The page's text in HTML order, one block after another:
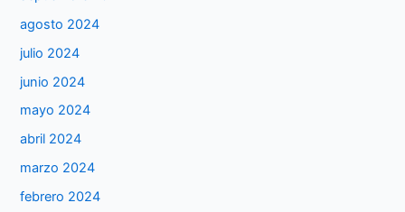
agosto 2024
julio 2024
junio 2024
mayo 2024
abril 2024
marzo 2024
febrero 2024